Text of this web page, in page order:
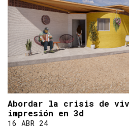
Abordar la crisis de
impresión en 3d
16 ABR 24